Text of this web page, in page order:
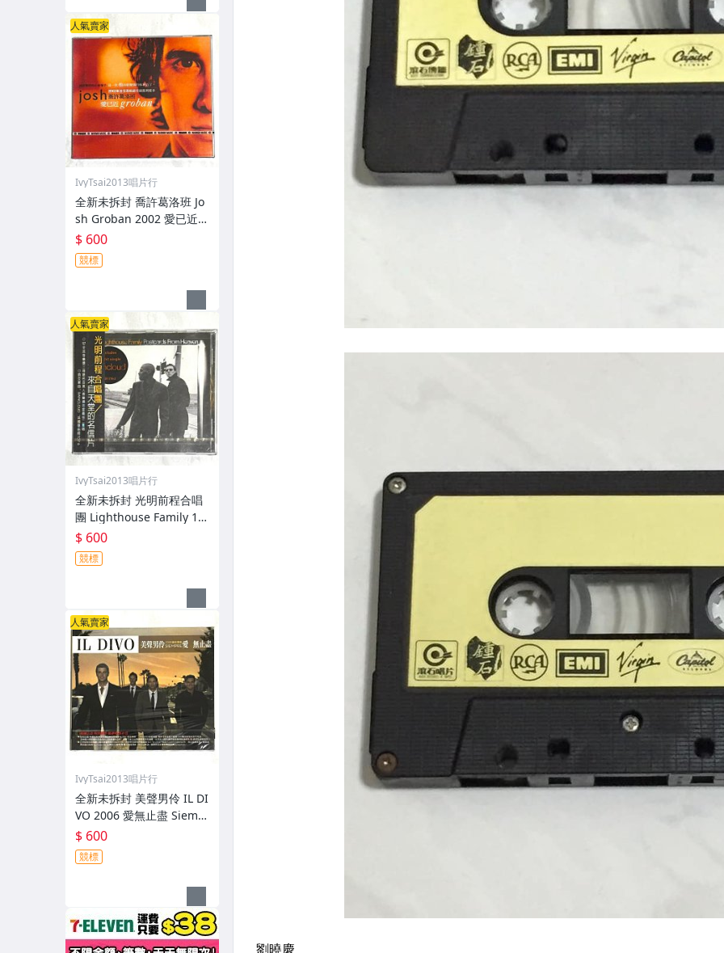
人氣賣家
IvyTsai2013唱片行
全新未拆封 喬許葛洛班 Jo
sh Groban 2002 愛已近 C
loser / 華納音樂 台灣版專
輯 CD / 附側標 歌詞 環狀
封條
$ 600
競標
人氣賣家
IvyTsai2013唱片行
全新未拆封 光明前程合唱
團 Lighthouse Family 19
97 來自天堂的明信片 Post
cards From Heaven 台灣
版專輯 CD 附側標
$ 600
競標
人氣賣家
IvyTsai2013唱片行
全新未拆封 美聲男伶 IL DI
VO 2006 愛無止盡 Siemp
re / 新力博德曼 台灣紙盒
版專輯 CD 附中文歌詞
$ 600
競標